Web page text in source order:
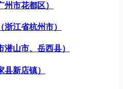
州市花都区）
浙江省杭州市）
山市、岳西县）
新店镇）